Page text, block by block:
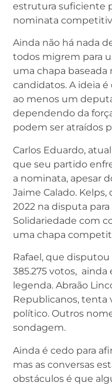
estrutura suficiente
nominata
Ainda não há nada
todos migrem para
uma chapa
candidatos. A ideia
ao menos um
dependendo da
podem ser atraídos
Carlos Eduardo,
que seu partido
a nominata, apesar
Jaime Calado.
2022 na disputa
Solidariedade com
uma chapa
Rafael, que
385.275 votos,
legenda. Abraão
Republicanos, tenta
político. Outros
sondagem.
Ainda é cedo para
mas as conversas
obstáculos é que